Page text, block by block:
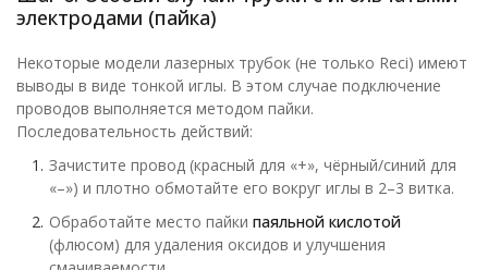
электродами (пайка)
Некоторые модели лазерных трубок (не только Reci) имеют
выводы в виде тонкой иглы. В этом случае подключение
проводов выполняется методом пайки.
Последовательность действий:
Зачистите провод (красный для «+», чёрный/синий для
«–») и плотно обмотайте его вокруг иглы в 2–3 витка.
Обработайте место пайки паяльной кислотой
(флюсом) для удаления оксидов и улучшения